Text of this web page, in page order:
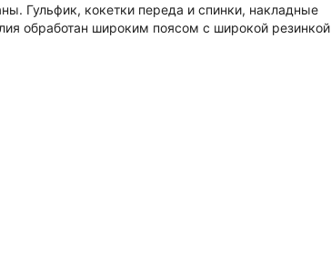
Гульфик, кокетки переда и спинки, накладные
обработан широким поясом с широкой резинкой